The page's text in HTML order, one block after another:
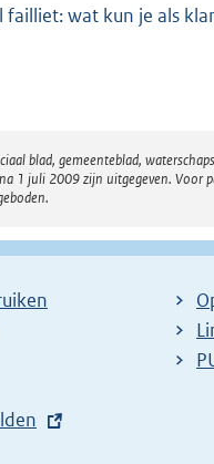
failliet: wat kun je als
blad, gemeenteblad,
1 juli 2009 zijn uitgegeven.